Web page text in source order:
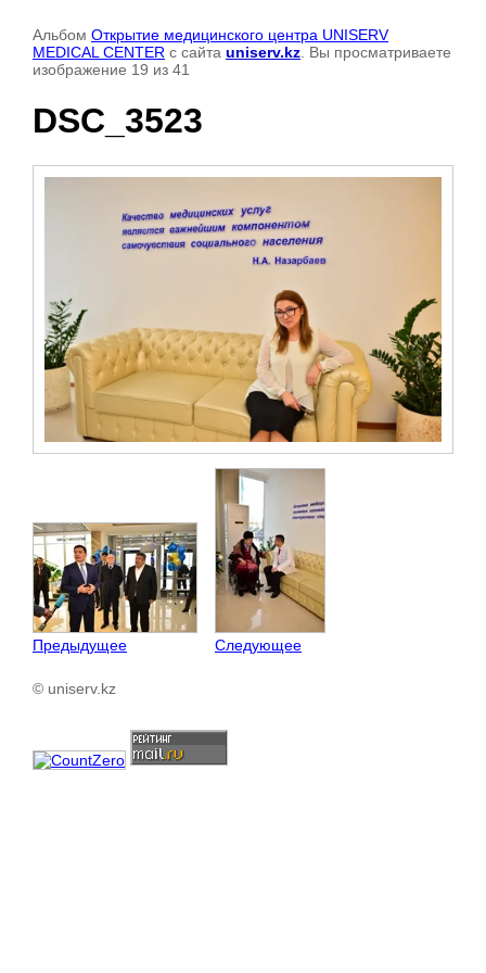
Альбом Открытие медицинского центра UNISERV
MEDICAL CENTER с сайта uniserv.kz . Вы просматриваете
изображение 19 из 41
DSC_3523
Предыдущее Следующее
© uniserv.kz